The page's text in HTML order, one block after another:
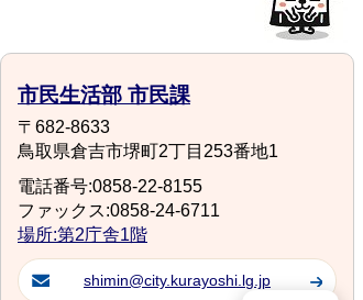
市民生活部 市民課
〒682-8633
鳥取県倉吉市堺町2丁目253番地1
電話番号:0858-22-8155
ファックス:0858-24-6711
場所:第2庁舎1階
shimin@city.kurayoshi.lg.jp